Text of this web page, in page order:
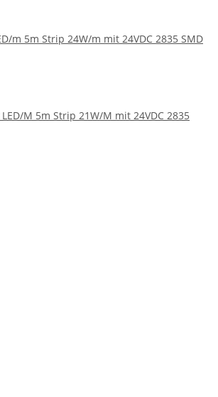
m 5m Strip 24W/m mit 24VDC 2835 SMD